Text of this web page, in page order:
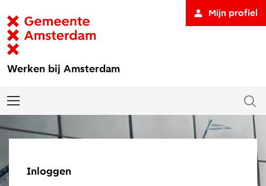
Werken bij Amsterdam
Mijn profiel
Inloggen